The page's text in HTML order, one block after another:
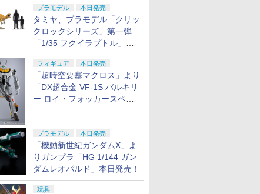
プラモデル 本日発売
タミヤ、プラモデル「クリッ
クロックシリーズ」第一弾
「1/35 フクイラプトル」本
日発売！
フィギュア 本日発売
「超時空要塞マクロス」より
「DX超合金 VF-1S バルキリ
ー ロイ・フォッカースペシ
プラモデル 本日発売
「機動新世紀ガンダムX」よ
りガンプラ「HG 1/144 ガン
ダムレオパルド」本日発売！
玩具